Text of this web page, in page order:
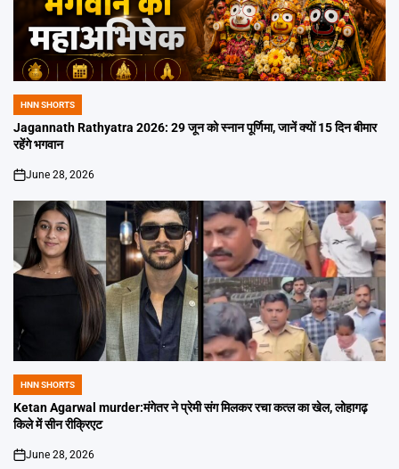
POSTED
IN
HNN SHORTS
Jagannath Rathyatra 2026: 29 जून को स्नान पूर्णिमा, जानें क्यों 15 दिन बीमार
रहेंगे भगवान
on
June 28, 2026
POSTED
IN
HNN SHORTS
Ketan Agarwal murder:मंगेतर ने प्रेमी संग मिलकर रचा कत्ल का खेल, लोहागढ़
किले में सीन रीक्रिएट
on
June 28, 2026